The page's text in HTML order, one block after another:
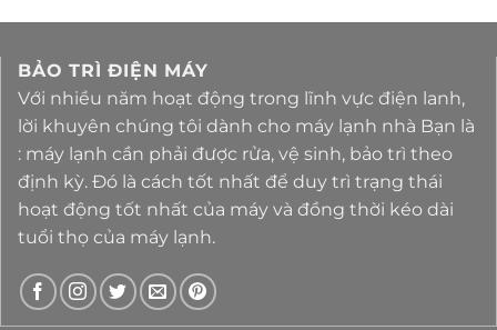
BẢO TRÌ ĐIỆN MÁY
Với nhiều năm hoạt động trong lĩnh vực điện lanh,
lời khuyên chúng tôi dành cho máy lạnh nhà Bạn là
: máy lạnh cần phải được rửa, vệ sinh, bảo trì theo
định kỳ. Đó là cách tốt nhất để duy trì trạng thái
hoạt động tốt nhất của máy và đồng thời kéo dài
tuổi thọ của máy lạnh.